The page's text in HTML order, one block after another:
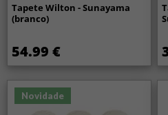
Tapete Wilton - Sunayama
(branco)
54.99 €
Novidade